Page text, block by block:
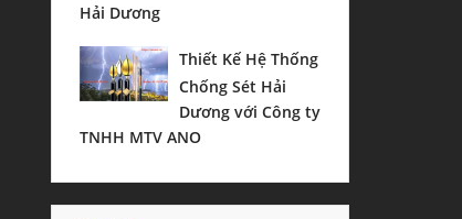
Hải Dương
Thiết Kế Hệ Thống
Chống Sét Hải
Dương với Công ty
TNHH MTV ANO